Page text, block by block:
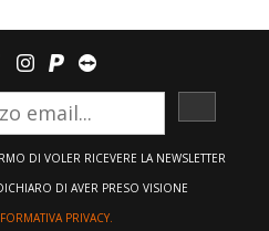
facebook
instagram
paypalteamviewer
DI VOLER RICEVERE LA NEWSLETTER
DI AVER PRESO VISIONE
PRIVACY.